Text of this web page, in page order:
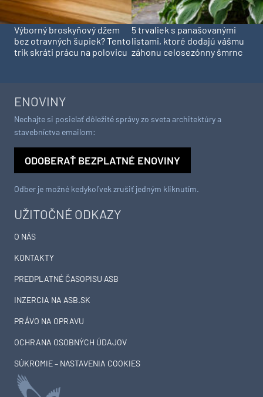
Výborný broskyňový džem
bez otravných šupiek? Tento
trik skráti prácu na polovicu
5 trvaliek s panašovanými
listami, ktoré dodajú vášmu
záhonu celosezónny šmrnc
UŽITOČNÉ ODKAZY
O NÁS
KONTAKTY
PREDPLATNÉ ČASOPISU ASB
INZERCIA NA ASB.SK
PRÁVO NA OPRAVU
OCHRANA OSOBNÝCH ÚDAJOV
SÚKROMIE – NASTAVENIA COOKIES
ENOVINY
Nechajte si posielať dôležité správy zo sveta architektúry a
stavebníctva emailom:
ODOBERAŤ BEZPLATNÉ ENOVINY
Odber je možné kedykoľvek zrušiť jedným kliknutím.